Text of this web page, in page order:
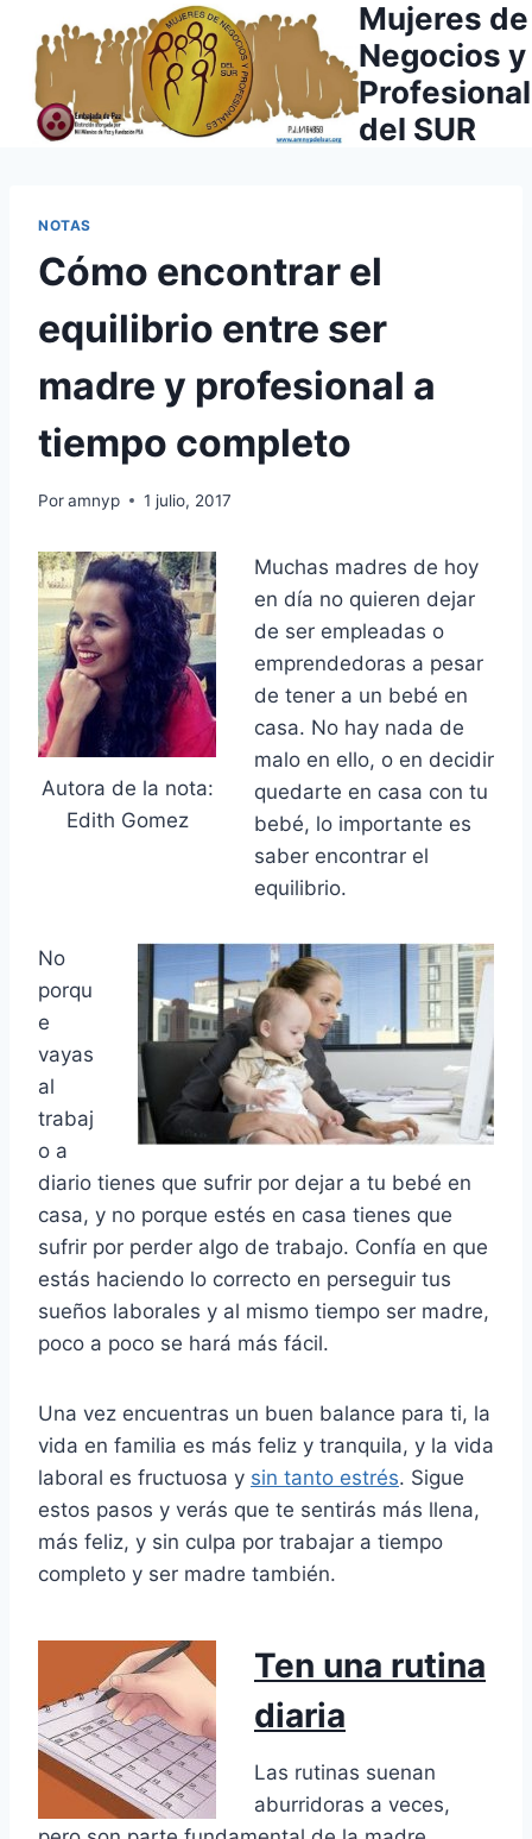
contenido
Mujeres de
Negocios y
del SUR
NOTAS
Cómo encontrar el
equilibrio entre ser
madre y profesional a
tiempo completo
Poramnyp 1 julio, 2017
Autora de la nota:
Edith Gomez
Muchas madres de hoy
en día no quieren dejar
de ser empleadas o
emprendedoras a pesar
de tener a un bebé en
casa. No hay nada de
malo en ello, o en decidir
quedarte en casa con tu
bebé, lo importante es
saber encontrar el
equilibrio.
No
porqu
e
vayas
al
trabaj
o a
diario tienes que sufrir por dejar a tu bebé en
casa, y no porque estés en casa tienes que
sufrir por perder algo de trabajo. Confía en que
estás haciendo lo correcto en perseguir tus
sueños laborales y al mismo tiempo ser madre,
poco a poco se hará más fácil.
Una vez encuentras un buen balance para ti, la
vida en familia es más feliz y tranquila, y la vida
laboral es fructuosa y sin tanto estrés. Sigue
estos pasos y verás que te sentirás más llena,
más feliz, y sin culpa por trabajar a tiempo
completo y ser madre también.
Ten una rutina
diaria
Las rutinas suenan
aburridoras a veces,